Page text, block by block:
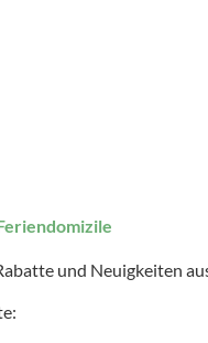
und Neuigkeiten